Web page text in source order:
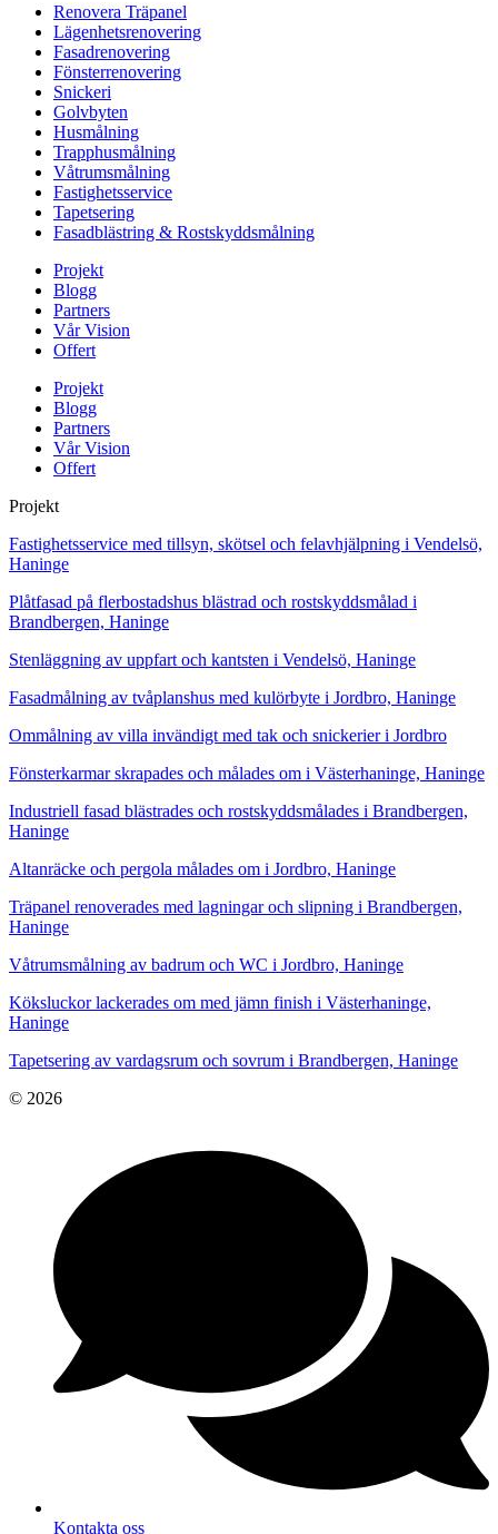
Renovera Träpanel
Lägenhetsrenovering
Fasadrenovering
Fönsterrenovering
Snickeri
Golvbyten
Husmålning
Trapphusmålning
Våtrumsmålning
Fastighetsservice
Tapetsering
Fasadblästring & Rostskyddsmålning
Projekt
Blogg
Partners
Vår Vision
Offert
Projekt
Blogg
Partners
Vår Vision
Offert
Projekt
Fastighetsservice med tillsyn, skötsel och felavhjälpning i Vendelsö,
Haninge
Plåtfasad på flerbostadshus blästrad och rostskyddsmålad i
Brandbergen, Haninge
Stenläggning av uppfart och kantsten i Vendelsö, Haninge
Fasadmålning av tvåplanshus med kulörbyte i Jordbro, Haninge
Ommålning av villa invändigt med tak och snickerier i Jordbro
Fönsterkarmar skrapades och målades om i Västerhaninge, Haninge
Industriell fasad blästrades och rostskyddsmålades i Brandbergen,
Haninge
Altanräcke och pergola målades om i Jordbro, Haninge
Träpanel renoverades med lagningar och slipning i Brandbergen,
Haninge
Våtrumsmålning av badrum och WC i Jordbro, Haninge
Köksluckor lackerades om med jämn finish i Västerhaninge,
Haninge
Tapetsering av vardagsrum och sovrum i Brandbergen, Haninge
© 2026
Kontakta oss